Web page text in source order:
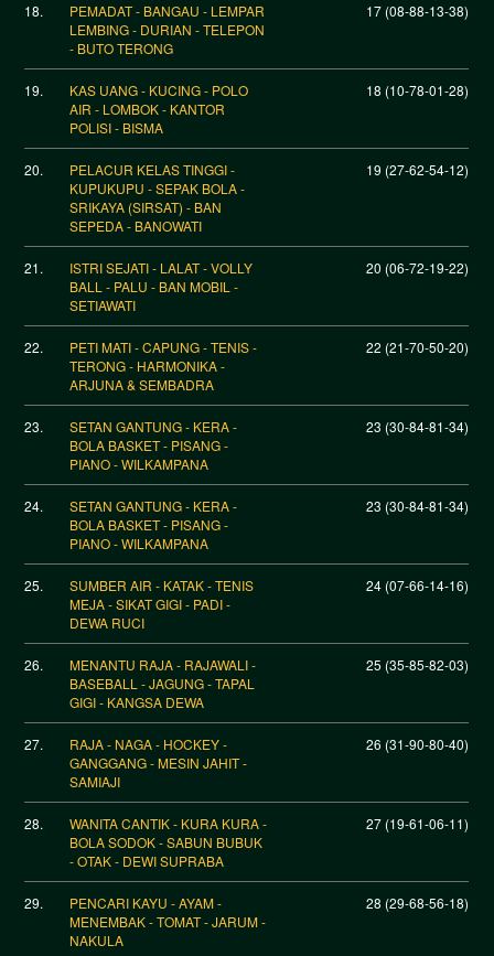
18.
PEMADAT - BANGAU - LEMPAR
LEMBING - DURIAN - TELEPON
- BUTO TERONG
17 (08-88-13-38)
19.
KAS UANG - KUCING - POLO
AIR - LOMBOK - KANTOR
POLISI - BISMA
18 (10-78-01-28)
20.
PELACUR KELAS TINGGI -
KUPUKUPU - SEPAK BOLA -
SRIKAYA (SIRSAT) - BAN
SEPEDA - BANOWATI
19 (27-62-54-12)
21.
ISTRI SEJATI - LALAT - VOLLY
BALL - PALU - BAN MOBIL -
SETIAWATI
20 (06-72-19-22)
22.
PETI MATI - CAPUNG - TENIS -
TERONG - HARMONIKA -
ARJUNA & SEMBADRA
22 (21-70-50-20)
23.
SETAN GANTUNG - KERA -
BOLA BASKET - PISANG -
PIANO - WILKAMPANA
23 (30-84-81-34)
24.
SETAN GANTUNG - KERA -
BOLA BASKET - PISANG -
PIANO - WILKAMPANA
23 (30-84-81-34)
25.
SUMBER AIR - KATAK - TENIS
MEJA - SIKAT GIGI - PADI -
DEWA RUCI
24 (07-66-14-16)
26.
MENANTU RAJA - RAJAWALI -
BASEBALL - JAGUNG - TAPAL
GIGI - KANGSA DEWA
25 (35-85-82-03)
27.
RAJA - NAGA - HOCKEY -
GANGGANG - MESIN JAHIT -
SAMIAJI
26 (31-90-80-40)
28.
WANITA CANTIK - KURA KURA -
BOLA SODOK - SABUN BUBUK
- OTAK - DEWI SUPRABA
27 (19-61-06-11)
29.
PENCARI KAYU - AYAM -
MENEMBAK - TOMAT - JARUM -
NAKULA
28 (29-68-56-18)